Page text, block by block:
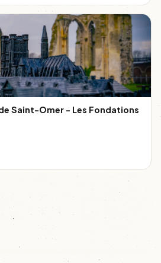
Saint-Omer - Les Fondations